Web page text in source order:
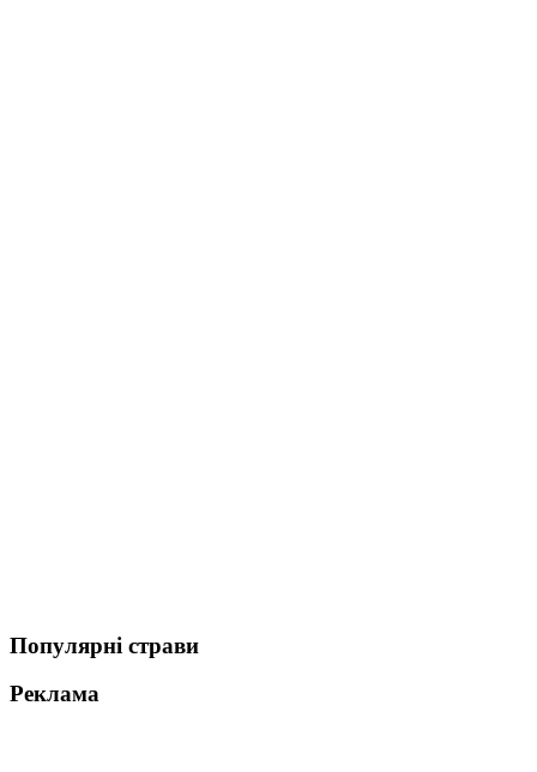
Популярні страви
Реклама